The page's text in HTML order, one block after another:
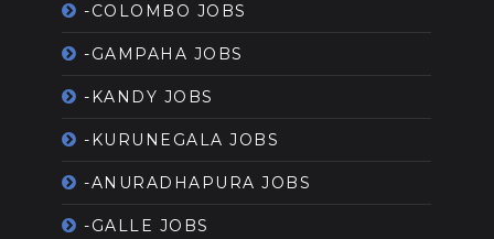
-COLOMBO JOBS
-GAMPAHA JOBS
-KANDY JOBS
-KURUNEGALA JOBS
-ANURADHAPURA JOBS
-GALLE JOBS